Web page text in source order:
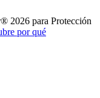
2026 para Protección
por qué